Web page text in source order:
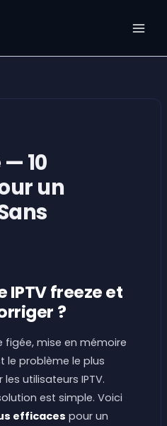
— 10
un
IPTV freeze et
?
mise en mémoire
le problème le plus
utilisateurs IPTV.
est simple. Voici
efficaces pour un